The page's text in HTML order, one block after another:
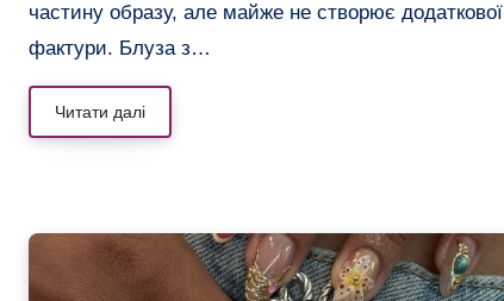
частину образу, але майже не створює додаткової
фактури. Блуза з…
Читати далі